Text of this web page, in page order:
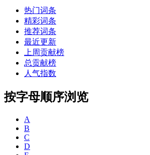
热门词条
精彩词条
推荐词条
最近更新
上周贡献榜
总贡献榜
人气指数
按字母顺序浏览
A
B
C
D